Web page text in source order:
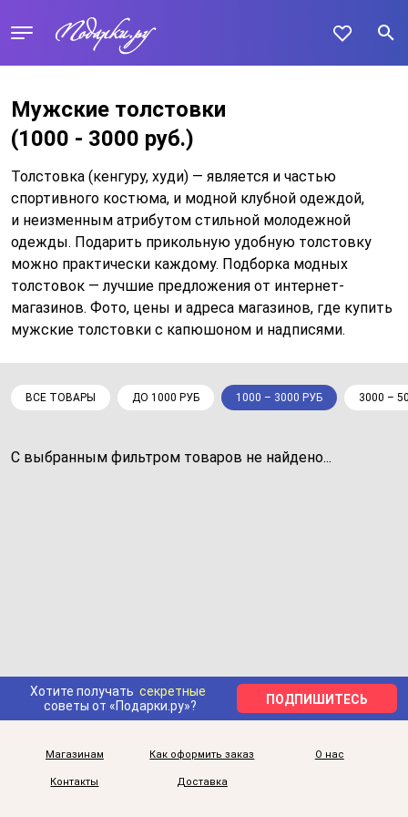
Мужские толстовки
(1000 - 3000 руб.)
Толстовка (кенгуру, худи) — является и частью
спортивного костюма, и модной клубной одеждой,
и неизменным атрибутом стильной молодежной
одежды. Подарить прикольную удобную толстовку
можно практически каждому. Подборка модных
толстовок — лучшие предложения от интернет-
магазинов. Фото, цены и адреса магазинов, где купить
мужские толстовки с капюшоном и надписями.
ВСЕ ТОВАРЫ ДО 1000 РУБ 1000 – 3000 РУБ 3000 –
С выбранным фильтром товаров не найдено...
Хотите получать секретные
советы от «Подарки.ру»?
ПОДПИШИТЕСЬ
Магазинам Как оформить заказ О нас
Контакты Доставка